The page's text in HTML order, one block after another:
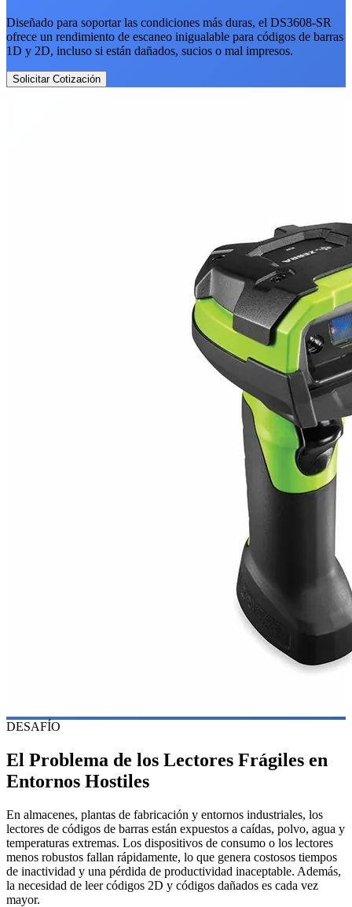
Diseñado para soportar las condiciones más duras, el DS3608-SR
ofrece un rendimiento de escaneo inigualable para códigos de barras
1D y 2D, incluso si están dañados, sucios o mal impresos.
Solicitar Cotización
DESAFÍO
El Problema de los Lectores Frágiles en
Entornos Hostiles
En almacenes, plantas de fabricación y entornos industriales, los
lectores de códigos de barras están expuestos a caídas, polvo, agua y
temperaturas extremas. Los dispositivos de consumo o los lectores
menos robustos fallan rápidamente, lo que genera costosos tiempos
de inactividad y una pérdida de productividad inaceptable. Además,
la necesidad de leer códigos 2D y códigos dañados es cada vez
mayor.